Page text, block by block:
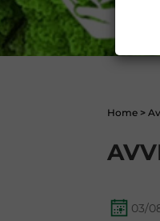
Home >
03/